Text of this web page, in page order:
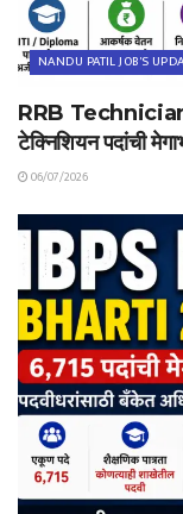
NANDU PATIL JOB'S
RRB
टेक्निशियन पदांची
06/07/2026